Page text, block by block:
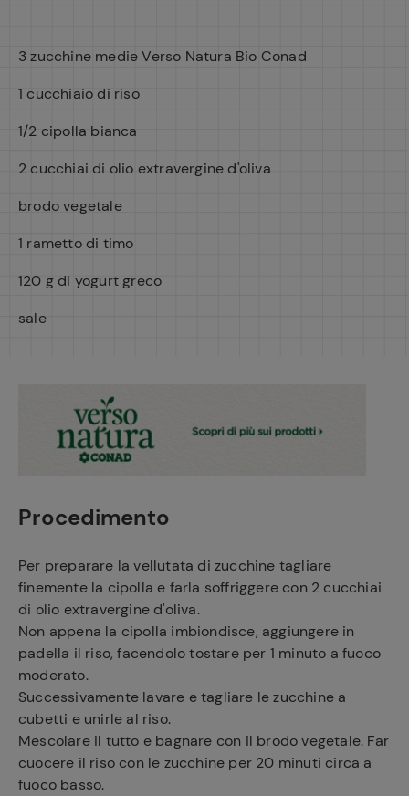
3 zucchine medie Verso Natura Bio Conad
1 cucchiaio di riso
1/2 cipolla bianca
2 cucchiai di olio extravergine d'oliva
brodo vegetale
1 rametto di timo
120 g di yogurt greco
sale
Procedimento
Per preparare la vellutata di zucchine tagliare
finemente la cipolla e farla soffriggere con 2 cucchiai
di olio extravergine d'oliva.
Non appena la cipolla imbiondisce, aggiungere in
padella il riso, facendolo tostare per 1 minuto a fuoco
moderato.
Successivamente lavare e tagliare le zucchine a
cubetti e unirle al riso.
Mescolare il tutto e bagnare con il brodo vegetale. Far
cuocere il riso con le zucchine per 20 minuti circa a
fuoco basso.